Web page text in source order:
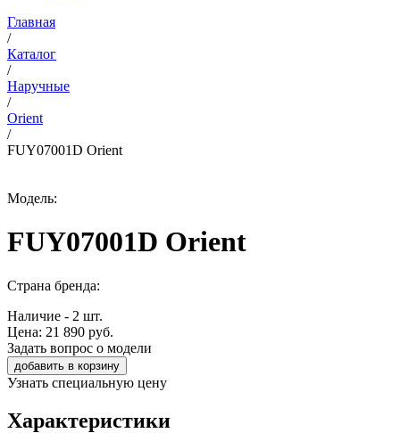
Главная
/
Каталог
/
Наручные
/
Orient
/
FUY07001D Orient
Модель:
FUY07001D Orient
Страна бренда:
Наличие - 2 шт.
Цена: 21 890 руб.
Задать вопрос о модели
добавить в корзину
Узнать специальную цену
Характеристики